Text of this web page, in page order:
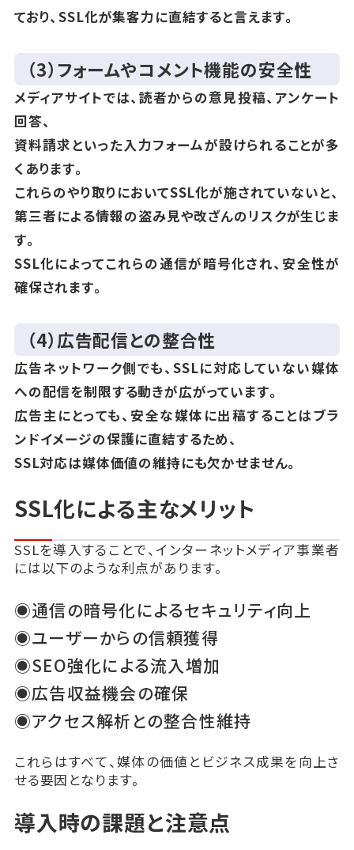
ており、SSL化が集客力に直結すると言えます。
（3）フォームやコメント機能の安全性
メディアサイトでは、読者からの意見投稿、アンケート
回答、
資料請求といった入力フォームが設けられることが多
くあります。
これらのやり取りにおいてSSL化が施されていないと、
第三者による情報の盗み見や改ざんのリスクが生じま
す。
SSL化によってこれらの通信が暗号化され、安全性が
確保されます。
（4）広告配信との整合性
広告ネットワーク側でも、SSLに対応していない媒体
への配信を制限する動きが広がっています。
広告主にとっても、安全な媒体に出稿することはブラ
ンドイメージの保護に直結するため、
SSL対応は媒体価値の維持にも欠かせません。
SSL化による主なメリット
SSLを導入することで、インターネットメディア事業者
には以下のような利点があります。
◉通信の暗号化によるセキュリティ向上
◉ユーザーからの信頼獲得
◉SEO強化による流入増加
◉広告収益機会の確保
◉アクセス解析との整合性維持
これらはすべて、媒体の価値とビジネス成果を向上さ
せる要因となります。
導入時の課題と注意点